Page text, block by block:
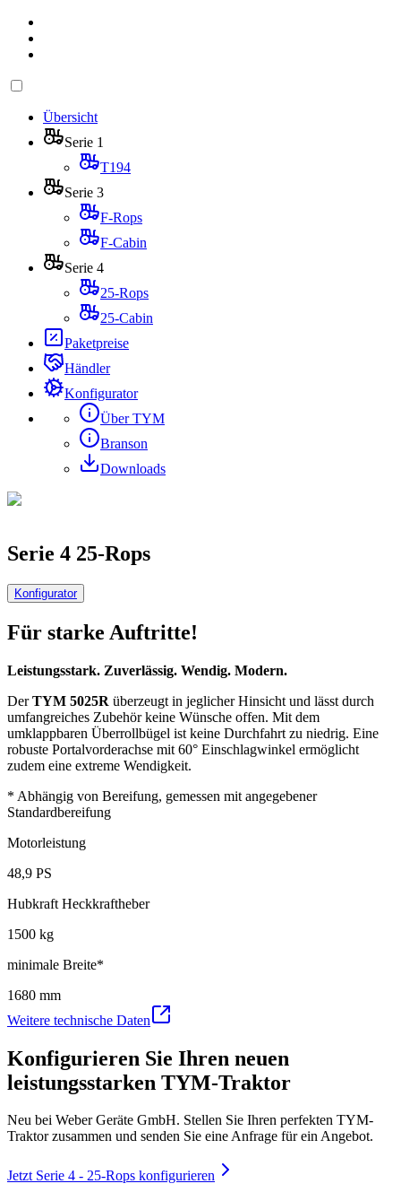
Übersicht
Serie 1
T194
Serie 3
F-Rops
F-Cabin
Serie 4
25-Rops
25-Cabin
Paketpreise
Händler
Konfigurator
Über TYM
Branson
Downloads
Serie 4 25-Rops
Konfigurator
Für starke Auftritte!
Leistungsstark. Zuverlässig. Wendig. Modern.
DerTYM 5025R überzeugt in jeglicher Hinsicht und lässt durch
umfangreiches Zubehör keine Wünsche offen. Mit dem
umklappbaren Überrollbügel ist keine Durchfahrt zu niedrig. Eine
robuste Portalvorderachse mit 60° Einschlagwinkel ermöglicht
zudem eine extreme Wendigkeit.
* Abhängig von Bereifung, gemessen mit angegebener
Standardbereifung
Motorleistung
48,9 PS
Hubkraft Heckkraftheber
1500 kg
minimale Breite*
1680 mm
Weitere technische Daten
Konfigurieren Sie Ihren neuen
leistungsstarken TYM-Traktor
Neu bei Weber Geräte GmbH. Stellen Sie Ihren perfekten TYM-
Traktor zusammen und senden Sie eine Anfrage für ein Angebot.
Jetzt Serie 4 - 25-Rops konfigurieren